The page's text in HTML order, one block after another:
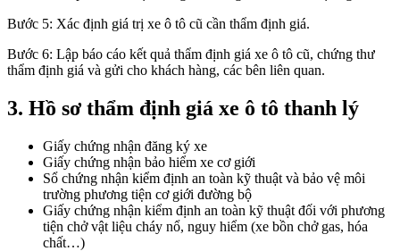
Bước 5: Xác định giá trị xe ô tô cũ cần thẩm định giá.
Bước 6: Lập báo cáo kết quả thẩm định giá xe ô tô cũ, chứng thư
thẩm định giá và gửi cho khách hàng, các bên liên quan.
3. Hồ sơ thẩm định giá xe ô tô thanh lý
Giấy chứng nhận đăng ký xe
Giấy chứng nhận bảo hiểm xe cơ giới
Sổ chứng nhận kiểm định an toàn kỹ thuật và bảo vệ môi
trường phương tiện cơ giới đường bộ
Giấy chứng nhận kiểm định an toàn kỹ thuật đối với phương
tiện chở vật liệu cháy nổ, nguy hiểm (xe bồn chở gas, hóa
chất…)